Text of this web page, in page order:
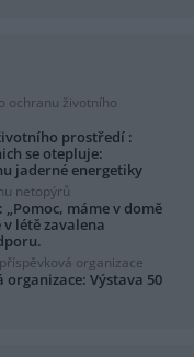
ochranu životního
prostředí :
se otepluje:
jaderné energetiky
netopýrů
máme v domě
v létě zavalena
organizace
Výstava 50